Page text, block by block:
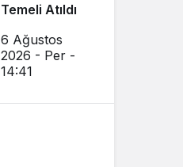
Temeli Atıldı
6 Ağustos
2026 - Per -
14:41